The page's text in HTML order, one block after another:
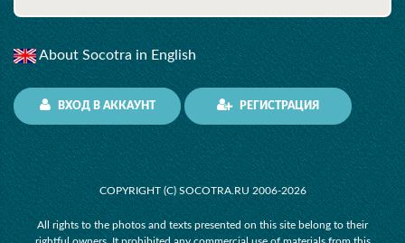
About Socotra in English
ВХОД В АККАУНТ РЕГИСТРАЦИЯ
COPYRIGHT (C) SOCOTRA.RU 2006-2026
All rights to the photos and texts presented on this site belong to their